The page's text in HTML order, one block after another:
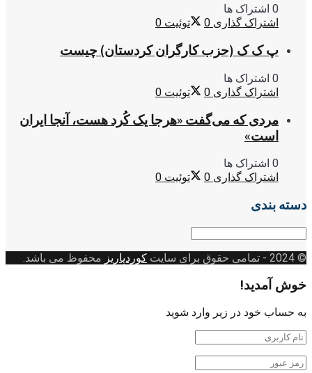
0 اشتراک ها
اشتراک گذاری 0 توئیت 0
پ ک ک (حزب کارگران کردستان) چیست
0 اشتراک ها
اشتراک گذاری 0 توئیت 0
مردی که می‌گفت «هرجا یک کُرد هست، آنجا ایران
است»
0 اشتراک ها
اشتراک گذاری 0 توئیت 0
دسته بندی
دسته
© 2024
- تمامی حقوق برای سایت کوردپاریز محفوظ می باشد.
خوش آمدید!
به حساب خود در زیر وارد شوید